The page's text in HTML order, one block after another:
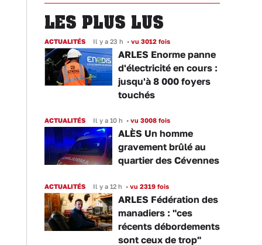
LES PLUS LUS
ACTUALITÉS Il y a 23 h • vu 3012 fois
ARLES Enorme panne
d'électricité en cours :
jusqu'à 8 000 foyers
touchés
ACTUALITÉS Il y a 10 h • vu 3008 fois
ALÈS Un homme
gravement brûlé au
quartier des Cévennes
ACTUALITÉS Il y a 12 h • vu 2319 fois
ARLES Fédération des
manadiers : "ces
récents débordements
sont ceux de trop"